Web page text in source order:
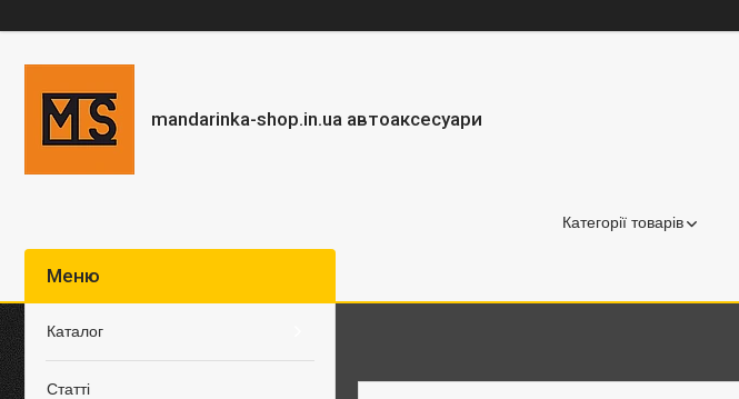
mandarinka-shop.in.ua автоаксесуари
Категорії товарів
Каталог
Статті